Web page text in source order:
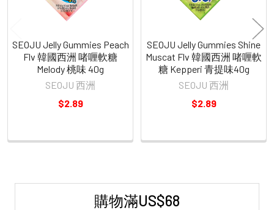
購物滿US$68
SEOJU Jelly Gummies Peach
Flv 韓國西洲 啫喱軟糖
Melody 桃味 40g
SEOJU 西洲
$2.89
SEOJU Jelly Gummies Shine
Muscat Flv 韓國西洲 啫喱軟
糖 Kepperi 青提味40g
SEOJU 西洲
$2.89